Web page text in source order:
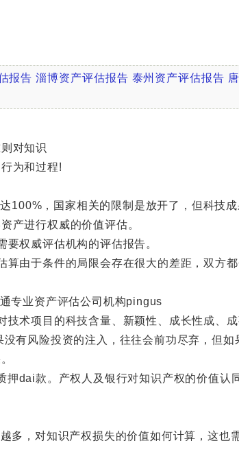
报告 淄博资产评估报告 泰州资产评估报告
对知识
为和过程!
，国家相关的限制是放开了，但科技
产进行权威的价值评估。
权威评估机构的评估报告。
于条件的局限会存在很大的差距，双方都
术项目的科技含量、新颖性、成长性成、
有风险投资的注入，往往会前功尽弃，但如
dai款。产权人及银行对知识产权的价值认
，对知识产权损失的价值如何计算，这也